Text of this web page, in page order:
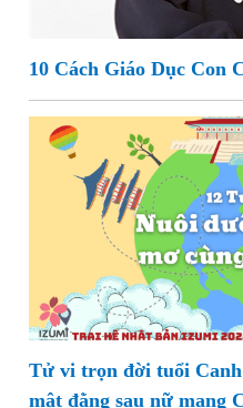
10 Cách Giáo Dục Con
Tử vi trọn đời tuổi
mật đằng sau nữ mạng